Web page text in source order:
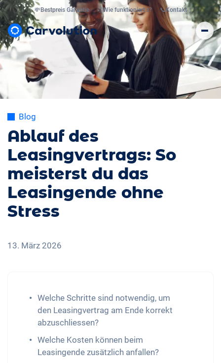
💸Bestpreis Garantie 🤔Wie funktioniert’s? 📞Kontakt
Blog
Ablauf des
Leasingvertrags: So
meisterst du das
Leasingende ohne
Stress
13. März 2026
Welche Schritte sind notwendig, um
den Leasingvertrag am Ende korrekt
abzuschliessen?
Welche Kosten können beim
Leasingende zusätzlich anfallen?